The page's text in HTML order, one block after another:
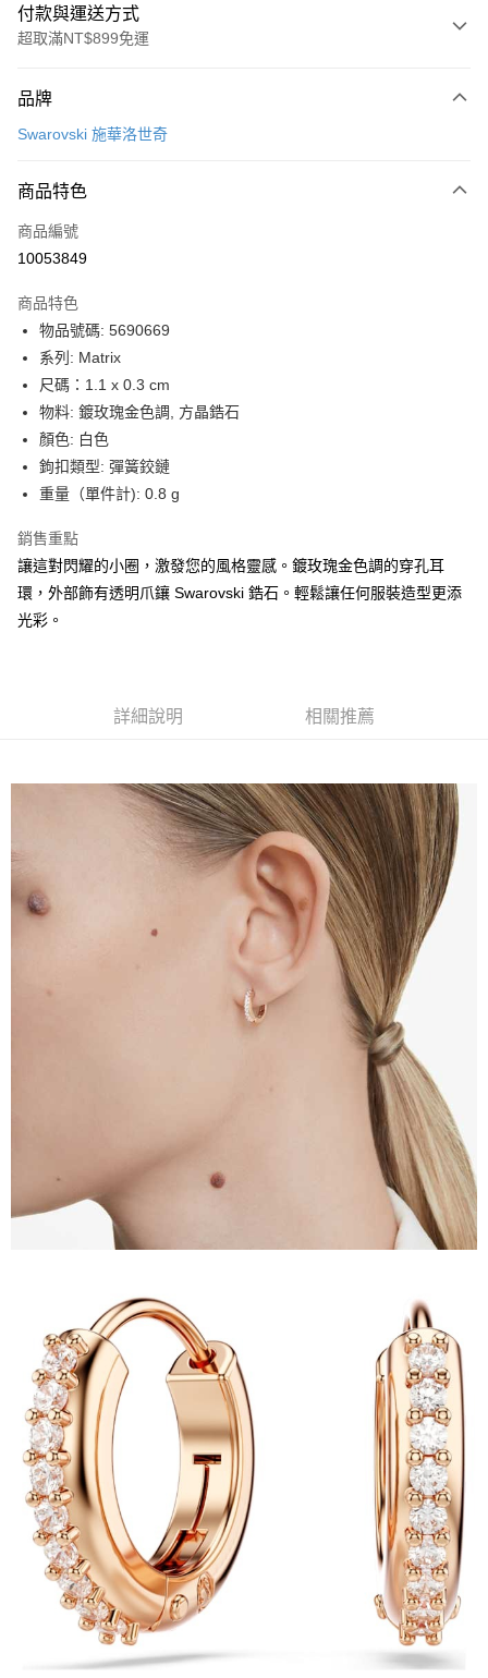
付款與運送方式
超取滿NT$899免運
信用卡一次付款
Apple Pay
街口支付
Google Pay
全盈+PAY
大哥付你分期
相關說明
【大哥付你分期使用說明】
1.本服務由台灣大哥大提供，台灣大哥大用戶可立即使用無須另外申請。
2.付款方式選擇「大哥付你分期」，訂單成立後會自動跳轉到大哥付的交易
流程，驗證手機門號後，選擇欲分期的期數、繳款截止日，確認付款後即完
3.實際核准額度、可分期數及費用金額請依後續交易確認頁面所載為準。
4.訂單成立30分鐘內，如未前往確認交易或遇審核未通過，訂單將自動取
消。如遇「轉專審核」未通過狀況，表示未達大哥付你分期系統評分，恕無
法說明評估內容。
【繳款方式說明】
買賣價金債權讓與本公司後，依約使用本公司帳單繳交帳款。
2.基於同意付款使用「大哥付你分期」之契約關係目的，商店將以您的個人
資料（包含姓名、電話或地址）提供予台灣大哥大進項蒐集、處理及利用，
由本公司與您本人進行分期帳單所需資料之確認、核對及更正。
3.完整用戶服務條款，請詳閱以下連結：https://oppay.tw/userRule
AFTEE先享後付
相關說明
AFTEE先享後付是「在收到商品之後才付款」的支付方式。 讓您購物簡單
１．簡單：不需註冊會員、不需綁卡、不需儲值。
２．便利：只要手機號碼，簡訊認證，即可結帳。
３．安心：先確認商品／服務後，再付款。
２．訂單成立數日內，您將收到繳費通知簡訊。
３．收到繳費通知簡訊後14天內，點擊此簡訊中的連結，可透過四大超商／
購買商品的店家。未經商家同意取消之訂單仍視為有效，需透過AFTEE先享
後付繳納相關費用。
※ 交易是否成功請以「AFTEE先享後付 」之結帳頁面顯示為準，若有關於
是否繳費成功／繳費後需取消欲退款等相關疑問，請聯繫「AFTEE先享後付
https://netprotections.freshdesk.com/support/home
【注意事項】
１．透過由恩沛科技股份有限公司提供之「AFTEE先享後付」服務完成之交
易，需依本服務之必要範圍內提供個人資料，並將交易相關給付款項請求債
２．關於個人資料處理事宜，請瀏覽以下網址：
３．未成年的使用者請事先徵得法定代理人或監護人之同意方可使用
「AFTEE先享後付」，若未經同意申辦者引起之損失，本公司不負相關責
４．使用「AFTEE先享後付」時，將依據個別帳號之用戶狀況，依本公司即
時審查核予不同之上限額度；若仍有額度不足之情形，本公司將視審查結果
５．嚴禁一人註冊多個帳號或使用他人資訊註冊。若發現惡意使用之情形，
恩沛科技股份有限公司將有權停止該用戶之使用額度並採取法律行動。
ATM付款
運送方式
付款後全家取貨
每筆NT$70，滿NT$899(含以上)免運費
每筆NT$100，滿NT$1,000(含以上)免運費
京站台北店客服中心(1F星巴克旁) 即日起不提供京站紙袋，取件時
請自備購物袋，若需購買紙袋可現場詢問
品牌
Swarovski 施華洛世奇
商品特色
商品編號
10053849
商品特色
物品號碼: 5690669
系列: Matrix
尺碼：1.1 x 0.3 cm
物料: 鍍玫瑰金色調, 方晶鋯石
顏色: 白色
鉤扣類型: 彈簧鉸鏈
重量（單件計): 0.8 g
銷售重點
讓這對閃耀的小圈，激發您的風格靈感。鍍玫瑰金色調的穿孔耳
環，外部飾有透明爪鑲 Swarovski 鋯石。輕鬆讓任何服裝造型更添
光彩。
詳細說明 相關推薦